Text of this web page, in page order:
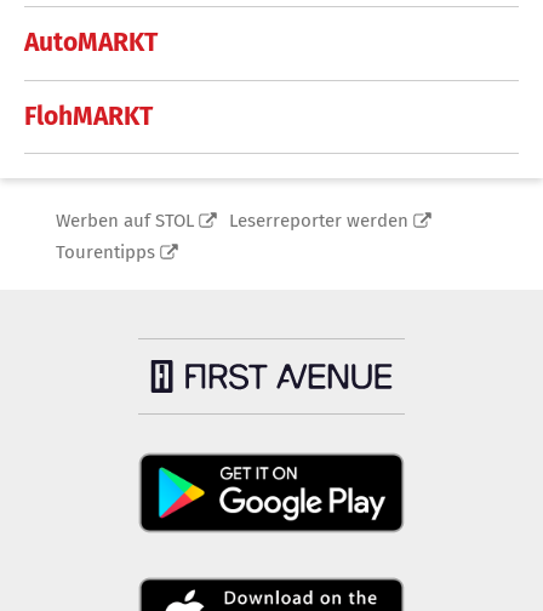
AutoMARKT
FlohMARKT
Werben auf STOL
Leserreporter werden
Tourentipps